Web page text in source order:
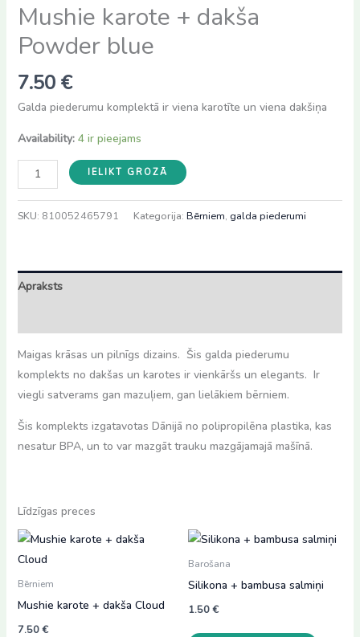
Mushie karote + dakša
Powder blue
7.50 €
Galda piederumu komplektā ir viena karotīte un viena dakšiņa
Availability: 4 ir pieejams
Mushie
karote
+
blue
daudzums
IELIKT GROZĀ
SKU: 810052465791 Kategorija: Bērniem, galda piederumi
Apraksts
Maigas krāsas un pilnīgs dizains. Šis galda piederumu
komplekts no dakšas un karotes ir vienkāršs un elegants. Ir
viegli satverams gan mazuļiem, gan lielākiem bērniem.
Šis komplekts izgatavotas Dānijā no polipropilēna plastika, kas
nesatur BPA, un to var mazgāt trauku mazgājamajā mašīnā.
Līdzīgas preces
Bērniem
Mushie karote + dakša Cloud
7.50€
Barošana
Silikona + bambusa salmiņi
1.50€